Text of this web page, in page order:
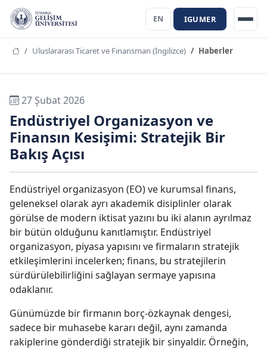
EN IGUMER
Uluslararası Ticaret ve Finansman (İngilizce) Haberler
27 Şubat 2026
Endüstriyel Organizasyon ve
Finansın Kesişimi: Stratejik Bir
Bakış Açısı
Endüstriyel organizasyon (EO) ve kurumsal finans,
geleneksel olarak ayrı akademik disiplinler olarak
görülse de modern iktisat yazını bu iki alanın ayrılmaz
bir bütün olduğunu kanıtlamıştır. Endüstriyel
organizasyon, piyasa yapısını ve firmaların stratejik
etkileşimlerini incelerken; finans, bu stratejilerin
sürdürülebilirliğini sağlayan sermaye yapısına
odaklanır.
Günümüzde bir firmanın borç-özkaynak dengesi,
sadece bir muhasebe kararı değil, aynı zamanda
rakiplerine gönderdiği stratejik bir sinyaldir. Örneğin,